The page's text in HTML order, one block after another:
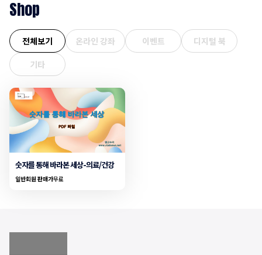
Shop
전체보기 온라인 강좌 이벤트
디지털 북
기타
숫자를 통해 바라본 세상-의료/건강
일반회원 판매가무료